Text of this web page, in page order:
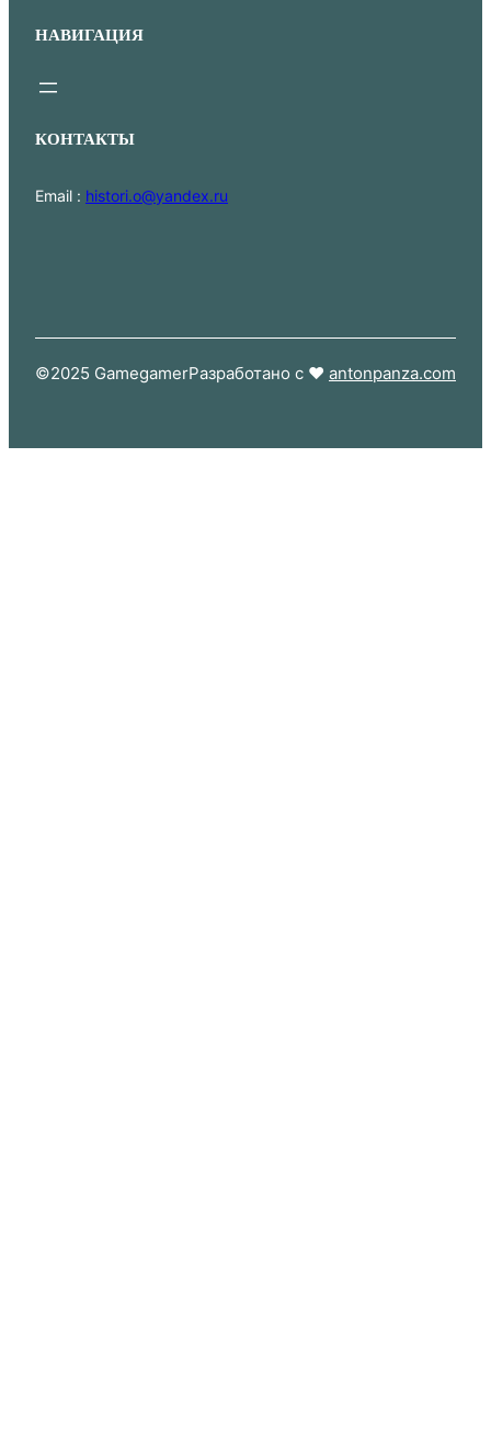
НАВИГАЦИЯ
КОНТАКТЫ
Email : histori.o@yandex.ru
©2025 GamegamerРазработано с ❤ antonpanza.com